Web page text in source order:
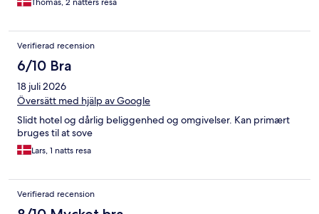
Thomas, 2 nätters resa
Verifierad recension
6/10 Bra
18 juli 2026
Översätt med hjälp av Google
Slidt hotel og dårlig beliggenhed og omgivelser. Kan primært
bruges til at sove
Lars, 1 natts resa
Verifierad recension